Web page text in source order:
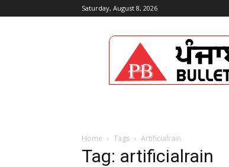
Saturday, August 8, 2026
Punjabi
Bulletin
Home Tags Artificialrain
Tag: artificialrain